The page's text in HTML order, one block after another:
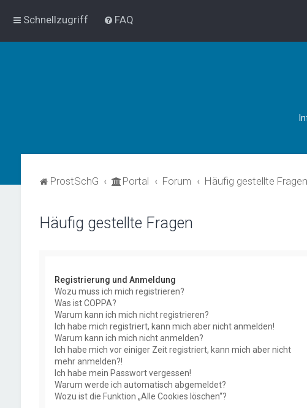
Schnellzugriff FAQ
ProstSchG Portal Forum Häufig gestellte Fragen
Häufig gestellte Fragen
Registrierung und Anmeldung
Wozu muss ich mich registrieren?
Was ist COPPA?
Warum kann ich mich nicht registrieren?
Ich habe mich registriert, kann mich aber nicht anmelden!
Warum kann ich mich nicht anmelden?
Ich habe mich vor einiger Zeit registriert, kann mich aber nicht
mehr anmelden?!
Ich habe mein Passwort vergessen!
Warum werde ich automatisch abgemeldet?
Wozu ist die Funktion „Alle Cookies löschen“?